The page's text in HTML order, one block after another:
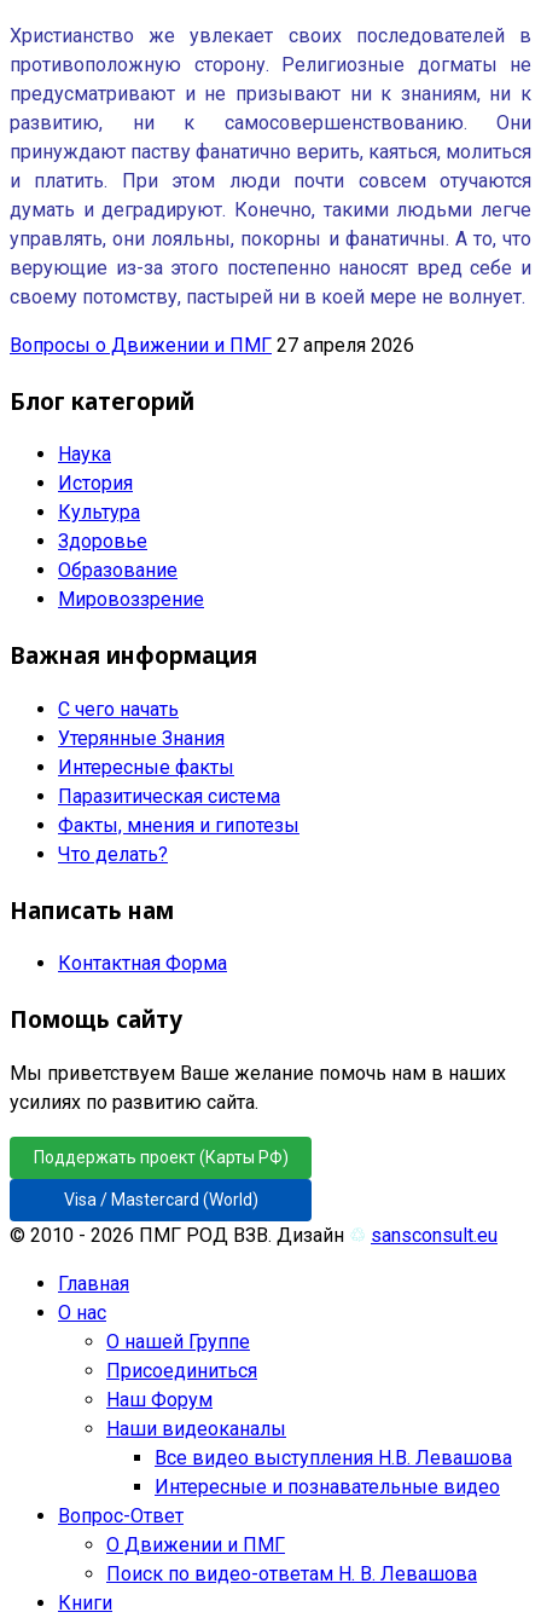
Христианство же увлекает своих последователей в
противоположную сторону. Религиозные догматы не
предусматривают и не призывают ни к знаниям, ни к
развитию, ни к самосовершенствованию. Они
принуждают паству фанатично верить, каяться, молиться
и платить. При этом люди почти совсем отучаются
думать и деградируют. Конечно, такими людьми легче
управлять, они лояльны, покорны и фанатичны. А то, что
верующие из-за этого постепенно наносят вред себе и
своему потомству, пастырей ни в коей мере не волнует.
Вопросы о Движении и ПМГ 27 апреля 2026
Блог категорий
Наука
История
Культура
Здоровье
Образование
Мировоззрение
Важная информация
С чего начать
Утерянные Знания
Интересные факты
Паразитическая система
Факты, мнения и гипотезы
Что делать?
Написать нам
Контактная Форма
Помощь сайту
Мы приветствуем Ваше желание помочь нам в наших
усилиях по развитию сайта.
Поддержать проект (Карты РФ)
Visa / Mastercard (World)
© 2010 - 2026 ПМГ РОД ВЗВ. Дизайн ♲ sansconsult.eu
Главная
О нас
О нашей Группе
Присоединиться
Наш Форум
Наши видеоканалы
Все видео выступления Н.В. Левашова
Интересные и познавательные видео
Вопрос-Ответ
О Движении и ПМГ
Поиск по видео-ответам Н. В. Левашова
Книги